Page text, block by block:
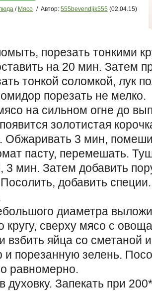
/ Мясо / Автор: 555bevendjik555 (02.04.15)
порезать тонкими
на 20 мин. Затем
тонкой соломкой, лук
порезать не мелко.
на сильном огне до
золотистая
Обжаривать 3 мин,
пасту, перемешать.
3 мин. Затем добавить
добавить
диаметра
кругу, сверху мясо с
взбить яйца со сметаной
порезанную зелень.
равномерно.
духовку. Запекать при